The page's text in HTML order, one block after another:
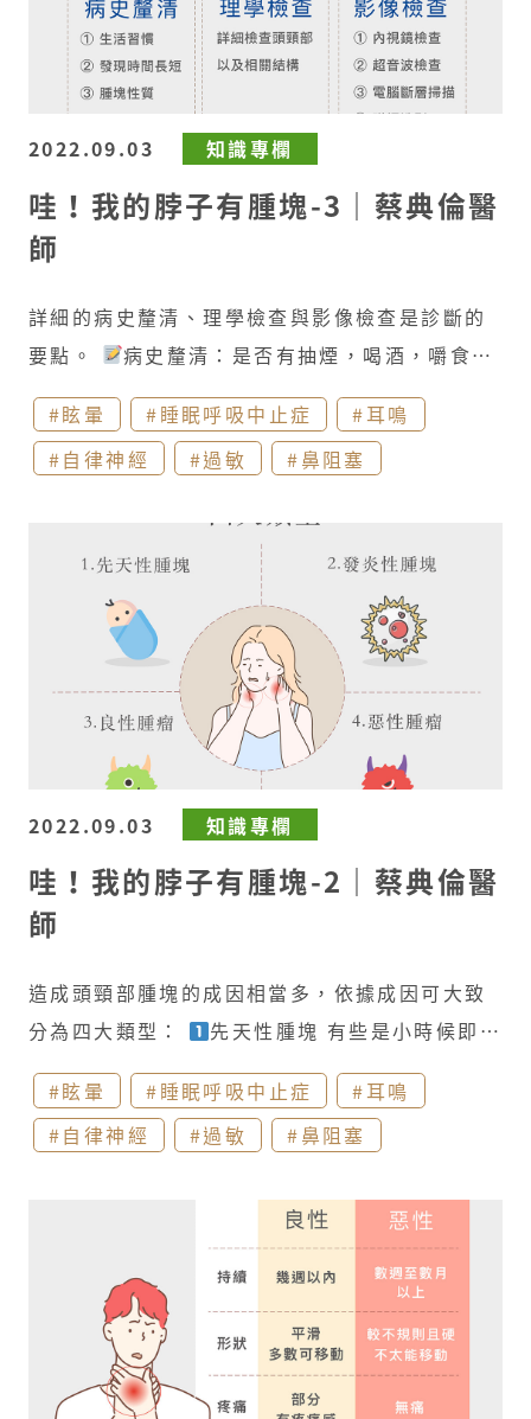
濕等…)，讓細菌/黴菌孳生，影響耳道的酸鹼
值，進而使得耳道的腺體組織受到影響，產生進
一步的發炎感染。​ ​
中耳腔常見成因 ：​ 中耳炎
位於耳膜內側的中耳腔，容易經由耳咽管而受到
鼻腔發炎感染的影響；因此常續發於感冒後，尤
其是兒童。 若是產生中耳積液 的情況，聽力有時
會受到影響而覺得悶悶的。​ ​
族群(過度勞累、熬夜、慢性疾病等…)。 由於過
去得過的水痘-帶狀疱疹病毒潛藏在神經節內，在
抵抗力下降時導致病毒再活化因而造成感染。耳
朵周圍有兩條重要的神經，#第七對腦神經「顏面
神經」與 #第八對腦神經「前庭耳蝸神經」，若
的產生、以及可能併發神經學症狀，例如顏面神
經麻痺、眩暈、耳鳴或聽力損傷。​
顳顎關節
炎：​ 顳顎關節緊鄰在耳道前方。若是發炎時，症
狀會極為 #類似耳朵疼痛 而難以分辨。常見於因
為蛀牙、暫時性佩戴單側假牙​、喜好吃韌且硬食
物、習慣性牙關緊閉族群(緊張、重量訓練)。​
咽喉發炎感染/腫塊：​ 外耳道、中耳腔和咽喉的
感覺是由第九對腦神經、第十對腦神經所支配，
可能會疼痛。​ 確認發炎或感染的部位是耳朵痛癢
治療的重要原則。​ 透過耳鏡、咽喉內視鏡 及頭頸
發部位。​ ​
醫生如何針對不同的痛癢源頭，進行
治癒呢？​
耳道細菌/黴菌感染：​ 透過耳朵的局
部治療，可以將耳垢、分泌物、發炎物質清除，
後續透過口服消炎藥物、耳滴劑，部份情況合併
抗生素，可以達到很好的療效。 若是小朋友因為
害怕或是成人耳朵較為敏感，也可以透過 #耳部
專用洗耳機，使用與體溫相當的過濾水 將耳道內
的物質緩緩清理出來，也可讓病程縮短並讓症狀
加速緩解喔。​
皮膚疾病：​ 因過敏或濕疹 等導
致的慢性發炎，除了透過局部藥膏 治療外，避免
常常使用外物(棉花棒、掏耳棒)摩擦耳道皮膚，
2022.09.03 知識專欄
哇！我的脖子有腫塊-3｜蔡典倫醫
師
詳細的病史釐清、理學檢查與影像檢查是診斷的
要點。
病史釐清：是否有抽煙，喝酒，嚼食檳
榔的習慣，發現時間的長短，腫塊的體積，質
地，數量、疼痛與否等做綜合評估。​
理學檢
查：詳細檢查頭頸部以及相關結構，包含口腔、
內視鏡檢查：​ 透過硬式或軟式內視鏡，可以深
入鼻腔、口腔、咽喉部，經由高解析及放大倍率
輔助，成像在螢幕上，如此可以清楚的看到可能
病灶，以利進一步的診斷、處置。​
超音波檢
查：​ 透過無放射性、非侵入式且釐米層級的影像
解析，並輔以量測血流，可即時檢測頸部腫瘤。
經由體積(短徑、長徑比例)、邊界(清楚與否)、影
像反射性(均質亦或是高、低反射性)、形狀(規則
與否)、血流分布(異常增生與否)、相關結構位
置，區分是正常器官、淋巴結，或是異常腫塊，
為目前廣泛使用的檢測工具。​
型、測量體積、與周遭結構關聯性，藉以診斷和
評估可能治療方式。​
磁振造影：​ 可以較為清楚
細緻地顯示軟組織相關的腫塊，為評估腫瘤是否
侵犯周圍正常結構(神經、血管等)的重要工具。​ ​
治療方式取決於腫塊的成因​ 由於頭頸部腫塊可能
的選擇相當不同。一般發炎感染腫塊藉由口服藥
物即可，進展性的良性腫塊或惡性腫瘤則有可能
會需要手術以及相關輔助治療。 建議若是頭頸腫
塊持續3-4星期以上或是伴隨異常症狀，可以尋求
專業的醫師檢查喔!​ 全煜耳鼻喉科 蔡典倫醫師
#眩暈 #睡眠呼吸中止症
#耳鳴
#自律神經
#過敏 #鼻阻塞
2022.09.03 知識專欄
哇！我的脖子有腫塊-2｜蔡典倫醫
師
造成頭頸部腫塊的成因相當多，依據成因可大致
分為四大類型：​
先天性腫塊​ 有些是小時候即可
發現，部分則是隨著成長體積逐步增大。這些可
能在感染發炎後會腫脹或疼痛，如血管瘤、淋巴
管瘤、甲狀腺囊腫、 甲狀舌骨囊腫、鰓裂囊腫、
約莫有200至300個左右， 大小介於0.5公分至1
公分不等；在上呼吸道感染(感冒)、扁桃腺炎等
感染發炎時可能會有紅腫熱痛，發生時間幾天至1
至2周內，當它消腫時，這些反應性淋巴結病會消
退，但有可能不會回到原有的體積。​
良性腫瘤​
甲狀腺結節、唾液腺腫瘤、皮脂腺瘤、 血管瘤、
#眩暈 #睡眠呼吸中止症
#耳鳴
#自律神經
#過敏 #鼻阻塞